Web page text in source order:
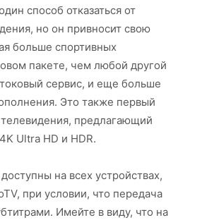
способ отказаться от
но он привносит свою
больше спортивных
пакете, чем любой другой
сервис, и еще больше
Это также первый
предлагающий
Ultra HD и HDR.
на всех устройствах,
при условии, что передача
Имейте в виду, что на